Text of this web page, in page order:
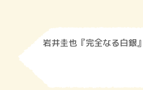
岩井圭也『完全なる白銀』